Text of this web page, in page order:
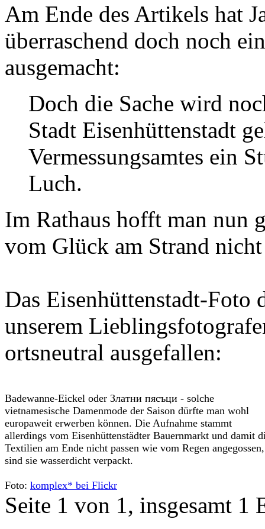
Am Ende des Artikels hat
überraschend doch noch
ausgemacht:
Doch die Sache wird
Stadt Eisenhüttenstadt
Vermessungsamtes ein
Luch.
Im Rathaus hofft man nun
vom Glück am Strand
Das Eisenhüttenstadt-Foto
unserem
ortsneutral ausgefallen:
Badewanne-Eickel oder Златни пясъци - solche
vietnamesische Damenmode der Saison dürfte man wohl
europaweit erwerben können. Die Aufnahme stammt
allerdings vom Eisenhüttenstädter Bauernmarkt und damit
Textilien am Ende nicht passen wie vom Regen angegossen,
sind sie wasserdicht verpackt.
Foto: komplex* bei Flickr
Seite 1 von 1, insgesamt 1